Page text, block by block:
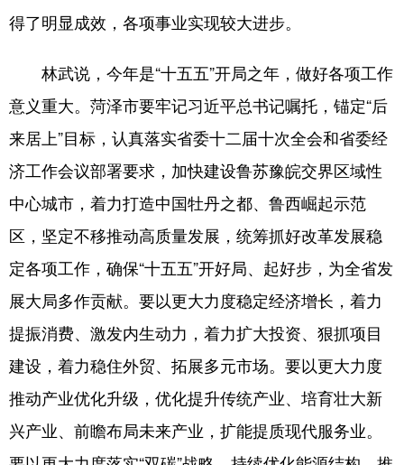
English Español Français عربى
Русский язык 日本語 한국어
Deutsch Português
得了明显成效，各项事业实现较大进步。
林武说，今年是“十五五”开局之年，做好各项工作
意义重大。菏泽市要牢记习近平总书记嘱托，锚定“后
来居上”目标，认真落实省委十二届十次全会和省委经
济工作会议部署要求，加快建设鲁苏豫皖交界区域性
中心城市，着力打造中国牡丹之都、鲁西崛起示范
区，坚定不移推动高质量发展，统筹抓好改革发展稳
定各项工作，确保“十五五”开好局、起好步，为全省发
展大局多作贡献。要以更大力度稳定经济增长，着力
提振消费、激发内生动力，着力扩大投资、狠抓项目
建设，着力稳住外贸、拓展多元市场。要以更大力度
推动产业优化升级，优化提升传统产业、培育壮大新
兴产业、前瞻布局未来产业，扩能提质现代服务业。